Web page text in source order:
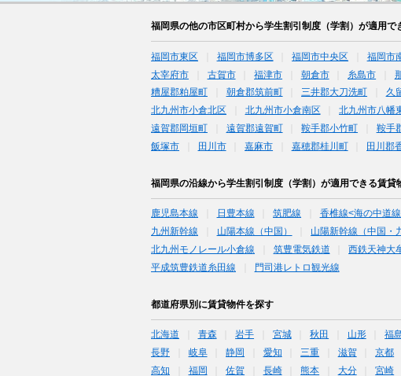
福岡県の他の市区町村から学生割引制度（学割）が適用で
福岡市東区 福岡市博多区 福岡市中央区 福岡市
太宰府市
古賀市 福津市 朝倉市 糸島市
糟屋郡粕屋町
朝倉郡筑前町 三井郡大刀洗町 久
北九州市小倉北区
北九州市小倉南区 北九州市八幡
遠賀郡岡垣町
遠賀郡遠賀町 鞍手郡小竹町 鞍手
飯塚市
田川市 嘉麻市 嘉穂郡桂川町 田川郡
福岡県の沿線から学生割引制度（学割）が適用できる賃貸
鹿児島本線 日豊本線 筑肥線 香椎線<海の中道
九州新幹線
山陽本線（中国） 山陽新幹線（中国・
北九州モノレール小倉線
筑豊電気鉄道 西鉄天神大
平成筑豊鉄道糸田線
門司港レトロ観光線
都道府県別に賃貸物件を探す
北海道 青森 岩手 宮城 秋田 山形 福
長野
岐阜 静岡 愛知 三重 滋賀 京都
高知
福岡 佐賀 長崎 熊本 大分 宮崎